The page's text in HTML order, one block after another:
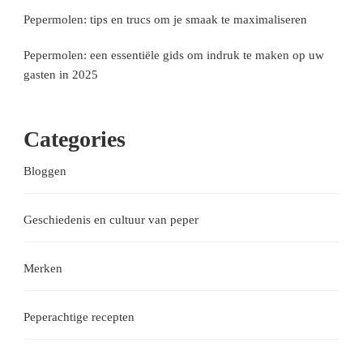
Pepermolen: tips en trucs om je smaak te maximaliseren
Pepermolen: een essentiële gids om indruk te maken op uw
gasten in 2025
Categories
Bloggen
Geschiedenis en cultuur van peper
Merken
Peperachtige recepten